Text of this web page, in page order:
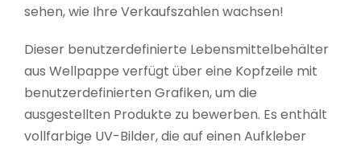
sehen, wie Ihre Verkaufszahlen wachsen!
Dieser benutzerdefinierte Lebensmittelbehälter
aus Wellpappe verfügt über eine Kopfzeile mit
benutzerdefinierten Grafiken, um die
ausgestellten Produkte zu bewerben. Es enthält
vollfarbige UV-Bilder, die auf einen Aufkleber